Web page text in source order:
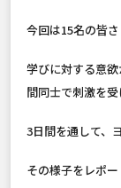
今回は15名の皆
学びに対する意
間同士で刺激を受
3日間を通して、
その様子をレポ